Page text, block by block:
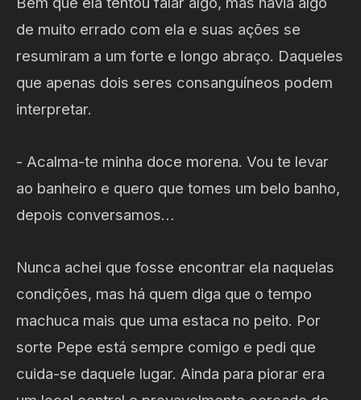
de muito errado com ela e suas ações se
resumiram a um forte e longo abraço. Daqueles
que apenas dois seres consanguíneos podem
interpretar.
- Acalma-te minha doce morena. Vou te levar
ao banheiro e quero que tomes um belo banho,
depois conversamos…
Nunca achei que fosse encontrar ela naquelas
condições, mas há quem diga que o tempo
machuca mais que uma estaca no peito. Por
sorte Pepe está sempre comigo e pedi que
cuida-se daquele lugar. Ainda para piorar era